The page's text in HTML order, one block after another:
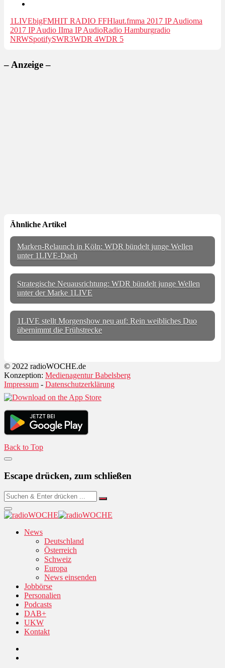
1LIVEbigFMHIT RADIO FFHlaut.fmma 2017 IP Audioma
2017 IP Audio IIma IP AudioRadio Hamburgradio
NRWSpotifySWR3WDR 4WDR 5
– Anzeige –
Ähnliche Artikel
Marken-Relaunch in Köln: WDR bündelt junge Wellen
unter 1LIVE-Dach
Strategische Neuausrichtung: WDR bündelt junge Wellen
unter der Marke 1LIVE
1LIVE stellt Morgenshow neu auf: Rein weibliches Duo
übernimmt die Frühstrecke
© 2022 radioWOCHE.de
Konzeption: Medienagentur Babelsberg
Impressum - Datenschutzerklärung
Back to Top
Escape drücken, zum schließen
News
Deutschland
Österreich
Schweiz
Europa
News einsenden
Jobbörse
Personalien
Podcasts
DAB+
UKW
Kontakt